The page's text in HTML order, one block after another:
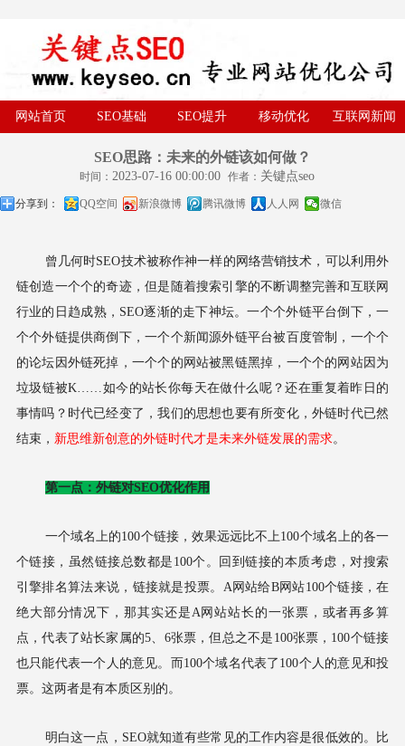
网站首页 SEO基础 SEO提升 移动优化 互联网新闻
SEO思路：未来的外链该如何做？
时间： 2023-07-16 00:00:00 作者： 关键点seo
分享到： QQ空间 新浪微博 腾讯微博 人人网 微信
曾几何时SEO技术被称作神一样的网络营销技术，可以利用外
链创造一个个的奇迹，但是随着搜索引擎的不断调整完善和互联网
行业的日趋成熟，SEO逐渐的走下神坛。一个个外链平台倒下，一
个个外链提供商倒下，一个个新闻源外链平台被百度管制，一个个
的论坛因外链死掉，一个个的网站被黑链黑掉，一个个的网站因为
垃圾链被K……如今的站长你每天在做什么呢？还在重复着昨日的
事情吗？时代已经变了，我们的思想也要有所变化，外链时代已然
结束， 新思维新创意的外链时代才是未来外链发展的需求。
第一点：外链对SEO优化作用
一个域名上的100个链接，效果远远比不上100个域名上的各一
个链接，虽然链接总数都是100个。回到链接的本质考虑，对搜索
引擎排名算法来说，链接就是投票。A网站给B网站100个链接，在
绝大部分情况下，那其实还是A网站站长的一张票，或者再多算
点，代表了站长家属的5、6张票，但总之不是100张票，100个链接
也只能代表一个人的意见。而100个域名代表了100个人的意见和投
票。这两者是有本质区别的。
明白这一点，SEO就知道有些常见的工作内容是很低效的。比